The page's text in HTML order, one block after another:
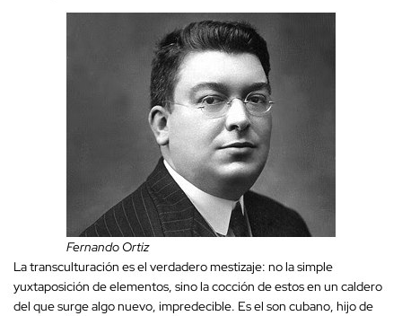
Fernando Ortiz
La transculturación es el verdadero mestizaje: no la simple
yuxtaposición de elementos, sino la cocción de estos en un caldero
del que surge algo nuevo, impredecible. Es el son cubano, hijo de